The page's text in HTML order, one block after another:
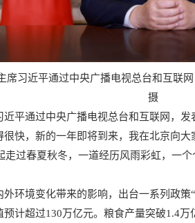
席习近平通过中央广播电视总台和互联
摄
平通过中央广播电视总台和互联网，发
快，新的一年即将到来，我在北京向大
走过春夏秋冬，一道经历风雨彩虹，一
环境变化带来的影响，出台一系列政策
预计超过130万亿元。粮食产量突破1.4